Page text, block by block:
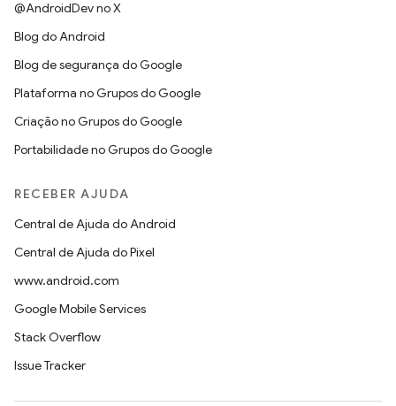
@AndroidDev no X
Blog do Android
Blog de segurança do Google
Plataforma no Grupos do Google
Criação no Grupos do Google
Portabilidade no Grupos do Google
RECEBER AJUDA
Central de Ajuda do Android
Central de Ajuda do Pixel
www.android.com
Google Mobile Services
Stack Overflow
Issue Tracker